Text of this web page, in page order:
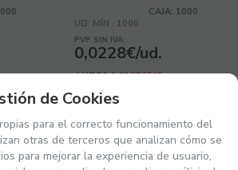
+
CAJA: 1000
UD. MÍN.: 1000
PVP SIN IVA:
0,0228€/ud.
ANTES 0,0287€/UD.
27,588€ CAJA
21.00%IVA INCLUIDO
- +
de Cookies
para el correcto funcionamiento del
otras de terceros que analizan cómo se
para mejorar la experiencia de usuario,